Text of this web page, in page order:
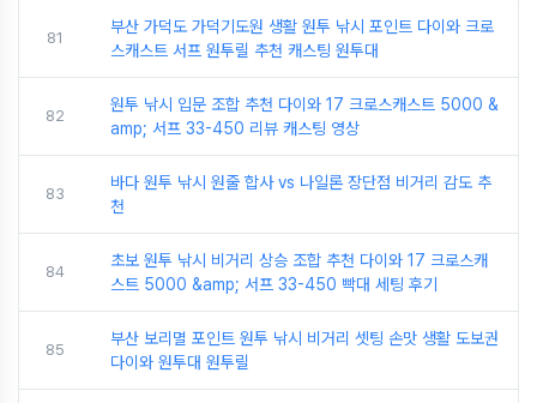
81
부산 가덕도 가덕기도원 생활 원투 낚시 포인트 다이와 크로
스캐스트 서프 원투릴 추천 캐스팅 원투대
82
원투 낚시 입문 조합 추천 다이와 17 크로스캐스트 5000 &
amp; 서프 33-450 리뷰 캐스팅 영상
83
바다 원투 낚시 원줄 합사 vs 나일론 장단점 비거리 감도 추
천
84
초보 원투 낚시 비거리 상승 조합 추천 다이와 17 크로스캐
스트 5000 &amp; 서프 33-450 빡대 세팅 후기
85
부산 보리멸 포인트 원투 낚시 비거리 셋팅 손맛 생활 도보권
다이와 원투대 원투릴